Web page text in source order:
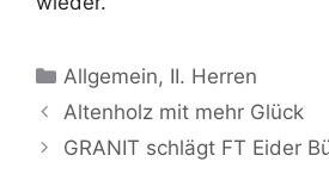
Kategorien
Allgemein, II. Herren
Altenholz mit mehr Glück
GRANIT schlägt FT Eider